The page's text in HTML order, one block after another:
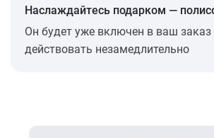
Наслаждайтесь подарком —
Он будет уже включен в ваш заказ
действовать незамедлительно